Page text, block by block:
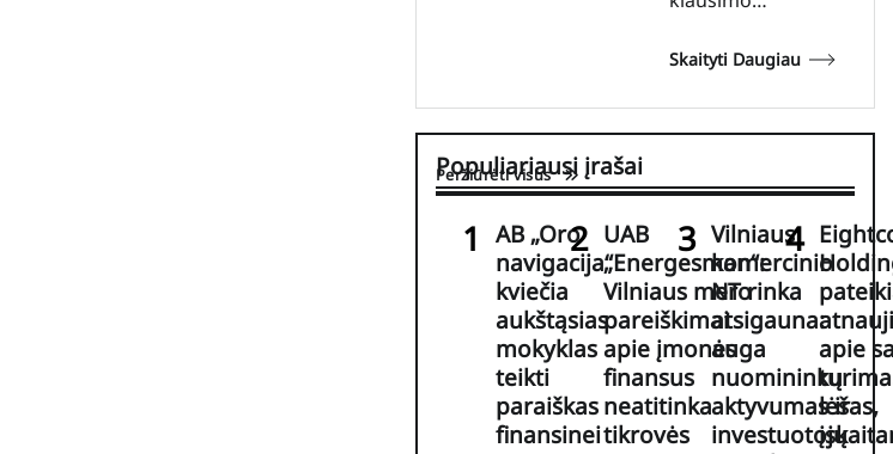
Skaityti Daugiau
Populiariausi įrašai
Peržiūrėti visus
AB „Oro
navigacija“
kviečia
aukštąsias
mokyklas
teikti
paraiškas
finansinei
UAB
„Energesman“:
Vilniaus mero
pareiškimai
apie įmonės
finansus
neatitinka
tikrovės
Vilniaus
komercinio
NT rinka
atsigauna:
auga
nuomininkų
aktyvumas ir
investuotojų
apie
lėšas,